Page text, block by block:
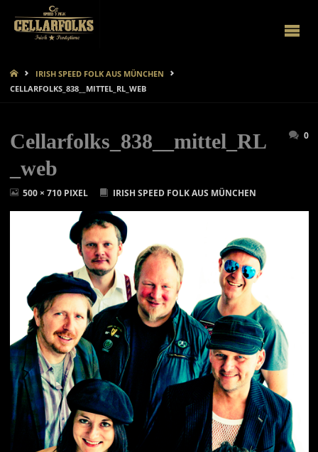
STARTIRISH SPEED FOLK AUS MÜNCHEN
CELLARFOLKS_838__MITTEL_RL_WEB
Cellarfolks_838__mittel_RL
_web
0
ORIGINALGRÖSSE
500 × 710 PIXEL IRISH SPEED FOLK AUS MÜNCHEN